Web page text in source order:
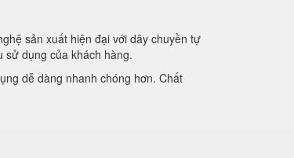
sản xuất hiện đại với dây chuyền tự
sử dụng của khách hàng.
dễ dàng nhanh chóng hơn. Chất